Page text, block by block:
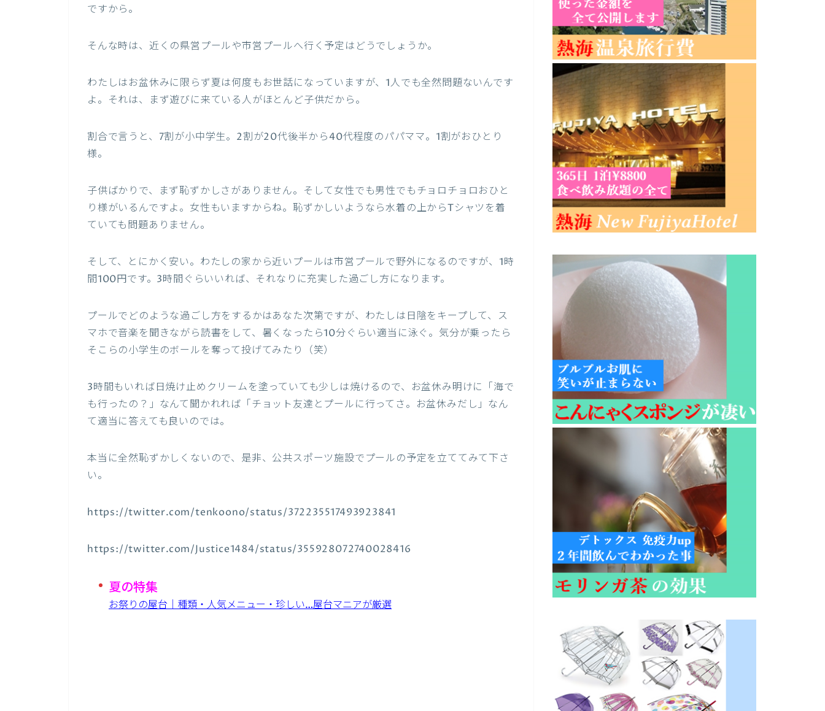
ですから。
そんな時は、近くの県営プールや市営プールへ行く予定はどうでしょうか。
わたしはお盆休みに限らず夏は何度もお世話になっていますが、1人でも全然問題ないんです
よ。それは、まず遊びに来ている人がほとんど子供だから。
割合で言うと、7割が小中学生。2割が20代後半から40代程度のパパママ。1割がおひとり
様。
子供ばかりで、まず恥ずかしさがありません。そして女性でも男性でもチョロチョロおひと
り様がいるんですよ。女性もいますからね。恥ずかしいようなら水着の上からTシャツを着
ていても問題ありません。
そして、とにかく安い。わたしの家から近いプールは市営プールで野外になるのですが、1時
間100円です。3時間ぐらいいれば、それなりに充実した過ごし方になります。
プールでどのような過ごし方をするかはあなた次第ですが、わたしは日陰をキープして、ス
マホで音楽を聞きながら読書をして、暑くなったら10分ぐらい適当に泳ぐ。気分が乗ったら
そこらの小学生のボールを奪って投げてみたり（笑）
3時間もいれば日焼け止めクリームを塗っていても少しは焼けるので、お盆休み明けに「海で
も行ったの？」なんて聞かれれば「チョット友達とプールに行ってさ。お盆休みだし」なん
て適当に答えても良いのでは。
本当に全然恥ずかしくないので、是非、公共スポーツ施設でプールの予定を立ててみて下さ
い。
https://twitter.com/tenkoono/status/372235517493923841
https://twitter.com/Justice1484/status/355928072740028416
夏の特集
お祭りの屋台｜種類・人気メニュー・珍しい…屋台マニアが厳選